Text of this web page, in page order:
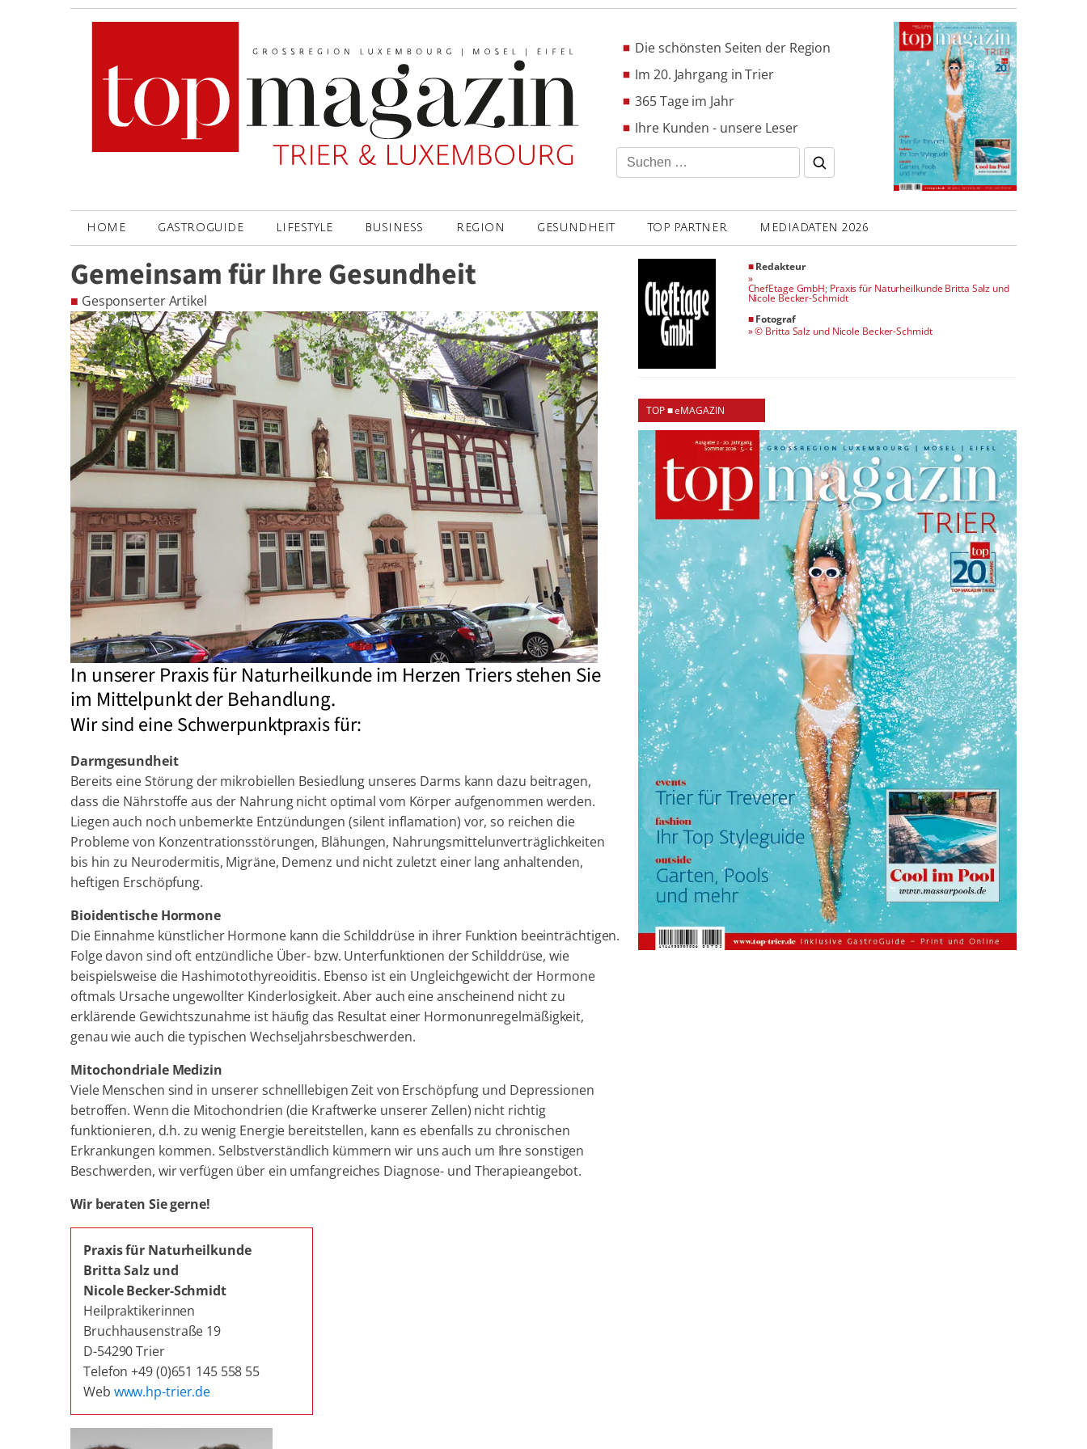
Die schönsten Seiten der Region
Im 20. Jahrgang in Trier
365 Tage im Jahr
Ihre Kunden - unsere Leser
Suchen
nach:
HOME GASTROGUIDE LIFESTYLE BUSINESS REGION GESUNDHEIT TOP PARTNER MEDIADATEN 2026
Gemeinsam für Ihre Gesundheit
■ Gesponserter Artikel
In unserer Praxis für Naturheilkunde im Herzen Triers stehen Sie
im Mittelpunkt der Behandlung.
Wir sind eine Schwerpunktpraxis für:
Darmgesundheit
Bereits eine Störung der mikrobiellen Besiedlung unseres Darms kann dazu beitragen,
dass die Nährstoffe aus der Nahrung nicht optimal vom Körper aufgenommen werden.
Liegen auch noch unbemerkte Entzündungen (silent inflamation) vor, so reichen die
Probleme von Konzentrationsstörungen, Blähungen, Nahrungsmittelunverträglichkeiten
bis hin zu Neurodermitis, Migräne, Demenz und nicht zuletzt einer lang anhaltenden,
heftigen Erschöpfung.
Bioidentische Hormone
Die Einnahme künstlicher Hormone kann die Schilddrüse in ihrer Funktion beeinträchtigen.
Folge davon sind oft entzündliche Über- bzw. Unterfunktionen der Schilddrüse, wie
beispielsweise die Hashimotothyreoiditis. Ebenso ist ein Ungleichgewicht der Hormone
oftmals Ursache ungewollter Kinderlosigkeit. Aber auch eine anscheinend nicht zu
erklärende Gewichtszunahme ist häufig das Resultat einer Hormonunregelmäßigkeit,
genau wie auch die typischen Wechseljahrsbeschwerden.
Mitochondriale Medizin
Viele Menschen sind in unserer schnelllebigen Zeit von Erschöpfung und Depressionen
betroffen. Wenn die Mitochondrien (die Kraftwerke unserer Zellen) nicht richtig
funktionieren, d.h. zu wenig Energie bereitstellen, kann es ebenfalls zu chronischen
Erkrankungen kommen. Selbstverständlich kümmern wir uns auch um Ihre sonstigen
Beschwerden, wir verfügen über ein umfangreiches Diagnose- und Therapieangebot.
Wir beraten Sie gerne!
Praxis für Naturheilkunde
Britta Salz und
Nicole Becker-Schmidt
Heilpraktikerinnen
Bruchhausenstraße 19
D-54290 Trier
Telefon +49 (0)651 145 558 55
Web www.hp-trier.de
■Redakteur
»
ChefEtage GmbH; Praxis für Naturheilkunde Britta Salz und
Nicole Becker-Schmidt
■Fotograf
»© Britta Salz und Nicole Becker-Schmidt
TOP ■ eMAGAZIN